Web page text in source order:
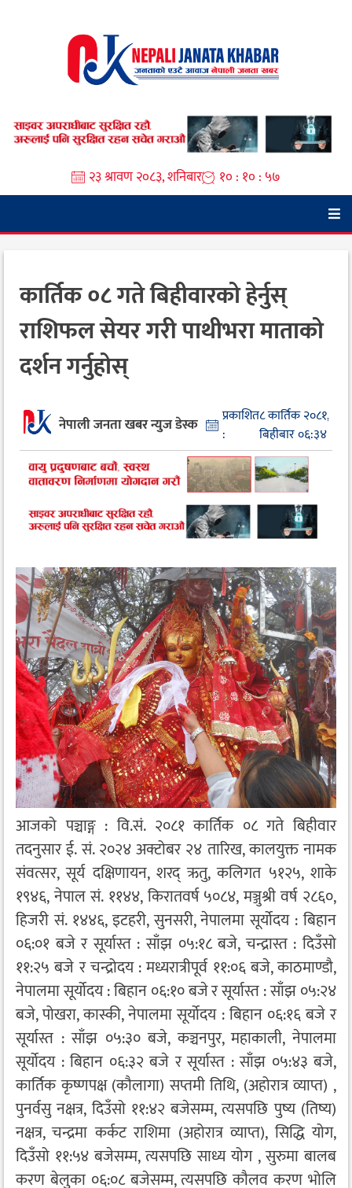
२३ श्रावण २०८३, शनिबार १० : १० : ५८
कार्तिक ०८ गते बिहीवारको हेर्नुस्
राशिफल सेयर गरी पाथीभरा माताको
दर्शन गर्नुहोस्
नेपाली जनता खबर न्युज डेस्क
प्रकाशित
:
८ कार्तिक २०८१,
बिहीबार ०६:३४
आजको पञ्चाङ्ग : वि.सं. २०८१ कार्तिक ०८ गते बिहीवार
तदनुसार ई. सं. २०२४ अक्टोबर २४ तारिख, कालयुक्त नामक
संवत्सर, सूर्य दक्षिणायन, शरद् ऋतु, कलिगत ५१२५, शाके
१९४६, नेपाल सं. ११४४, किरातवर्ष ५०८४, मञ्जुश्री वर्ष २८६०,
हिजरी सं. १४४६, इटहरी, सुनसरी, नेपालमा सूर्योदय : बिहान
०६:०१ बजे र सूर्यास्त : साँझ ०५:१८ बजे, चन्द्रास्त : दिउँसो
११:२५ बजे र चन्द्रोदय : मध्यरात्रीपूर्व ११:०६ बजे, काठमाण्डौ,
नेपालमा सूर्योदय : बिहान ०६:१० बजे र सूर्यास्त : साँझ ०५:२४
बजे, पोखरा, कास्की, नेपालमा सूर्योदय : बिहान ०६:१६ बजे र
सूर्यास्त : साँझ ०५:३० बजे, कञ्चनपुर, महाकाली, नेपालमा
सूर्योदय : बिहान ०६:३२ बजे र सूर्यास्त : साँझ ०५:४३ बजे,
कार्तिक कृष्णपक्ष (कौलागा) सप्तमी तिथि, (अहोरात्र व्याप्त) ,
पुनर्वसु नक्षत्र, दिउँसो ११:४२ बजेसम्म, त्यसपछि पुष्य (तिष्य)
नक्षत्र, चन्द्रमा कर्कट राशिमा (अहोरात्र व्याप्त), सिद्धि योग,
दिउँसो ११:५४ बजेसम्म, त्यसपछि साध्य योग , सुरुमा बालब
करण बेलुका ०६:०८ बजेसम्म, त्यसपछि कौलव करण भोलि